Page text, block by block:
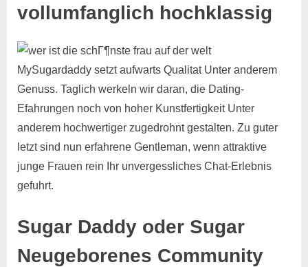
vollumfanglich hochklassig
MySugardaddy setzt aufwarts Qualitat Unter anderem
Genuss. Taglich werkeln wir daran, die Dating-
Efahrungen noch von hoher Kunstfertigkeit Unter
anderem hochwertiger zugedrohnt gestalten. Zu guter
letzt sind nun erfahrene Gentleman, wenn attraktive
junge Frauen rein Ihr unvergessliches Chat-Erlebnis
gefuhrt.
Sugar Daddy oder Sugar
Neugeborenes Community